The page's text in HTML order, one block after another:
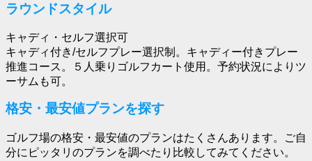
ラウンドスタイル
キャディ・セルフ選択可
キャディ付き/セルフプレー選択制。キャディー付きプレー
推進コース。５人乗りゴルフカート使用。予約状況によりツ
ーサムも可。
格安・最安値プランを探す
ゴルフ場の格安・最安値のプランはたくさんあります。ご自
分にピッタリのプランを調べたり比較してみてください。